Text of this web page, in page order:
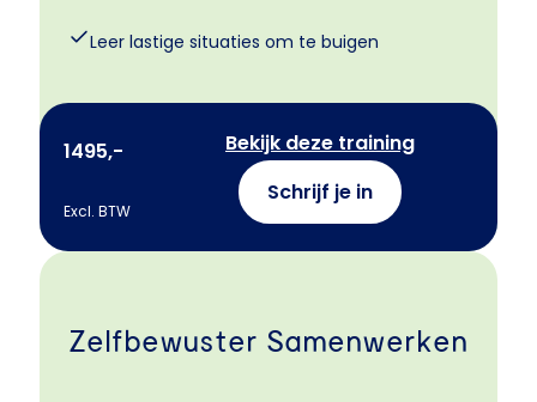
Leer lastige situaties om te buigen
1495,-
Excl. BTW
Bekijk deze training
Schrijf je in
Zelfbewuster Samenwerken